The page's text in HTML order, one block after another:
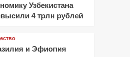
Узбекистана
4 трлн рублей
и Эфиопия